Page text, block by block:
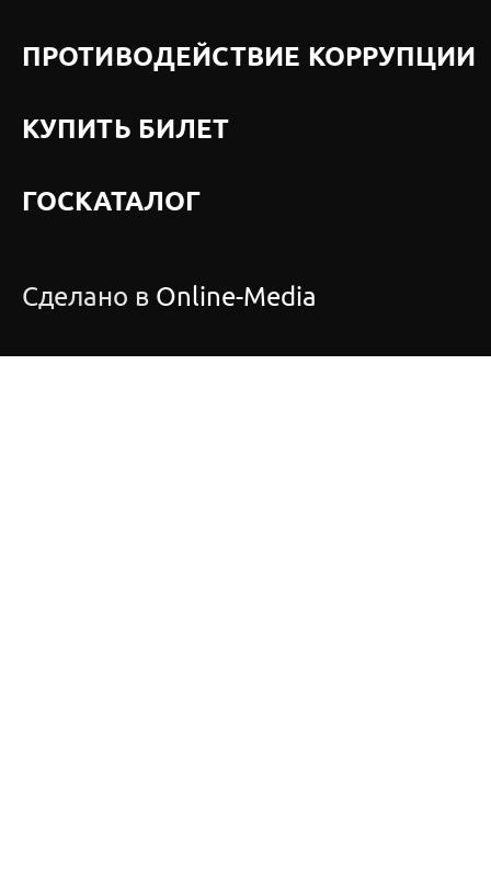
ПРОТИВОДЕЙСТВИЕ КОРРУПЦИИ
КУПИТЬ БИЛЕТ
ГОСКАТАЛОГ
Сделано в Online-Media